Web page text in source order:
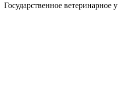
Государственное ветеринарное